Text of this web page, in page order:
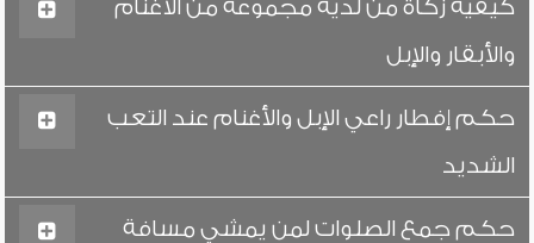
كيفية زكاة من لديه مجموعة من الأغنام
والأبقار والإبل
حكم إفطار راعي الإبل والأغنام عند التعب
الشديد
حكم جمع الصلوات لمن يمشي مسافة